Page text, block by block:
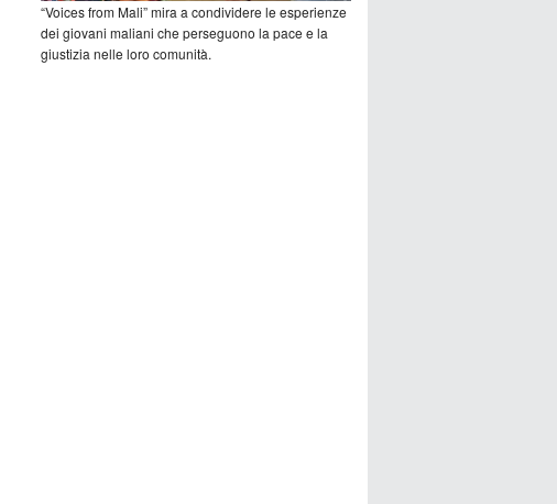
“Voices from Mali” mira a condividere le esperienze
dei giovani maliani che perseguono la pace e la
giustizia nelle loro comunità.